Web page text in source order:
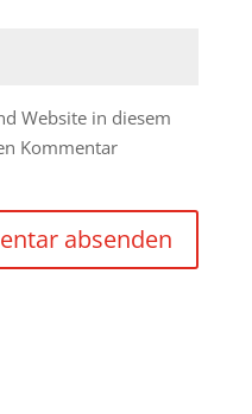
Website in diesem
Kommentar